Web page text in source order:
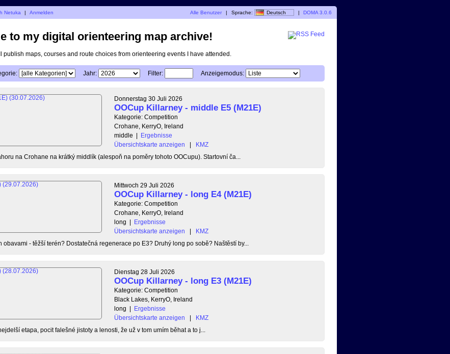
Netuka | Anmelden Alle Benutzer | Sprache: Deutsch | DOMA 3.0.6
to my digital orienteering map archive!
publish maps, courses and route choices from orienteering events I have attended.
Jahr: Filter: Anzeigemodus:
Donnerstag 30 Juli 2026
OOCup Killarney - middle E5 (M21E)
Kategorie: Competition
Crohane, KerryO, Ireland
middle | Ergebnisse
Übersichtskarte anzeigen
|
KMZ
na Crohane na krátký middlík (alespoň na poměry tohoto OOCupu). Startovní ča...
Mittwoch 29 Juli 2026
OOCup Killarney - long E4 (M21E)
Kategorie: Competition
Crohane, KerryO, Ireland
long | Ergebnisse
Übersichtskarte anzeigen
|
KMZ
- těžší terén? Dostatečná regenerace po E3? Druhý long po sobě? Naštěstí by...
Dienstag 28 Juli 2026
OOCup Killarney - long E3 (M21E)
Kategorie: Competition
Black Lakes, KerryO, Ireland
long | Ergebnisse
Übersichtskarte anzeigen
|
KMZ
etapa, pocit falešné jistoty a lenosti, že už v tom umím běhat a to j...